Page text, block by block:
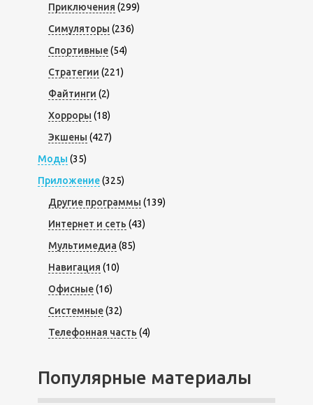
Приключения (299)
Симуляторы (236)
Спортивные(54)
Стратегии (221)
Файтинги (2)
Хорроры (18)
Экшены (427)
Моды (35)
Приложение(325)
Другие программы (139)
Интернет и сеть (43)
Мультимедиа (85)
Навигация (10)
Офисные(16)
Системные(32)
Телефонная часть (4)
Популярные материалы